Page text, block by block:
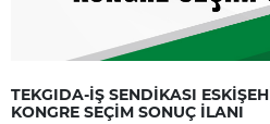
TEKGIDA-İŞ SENDİKASI
KONGRE SEÇİM SONUÇ İLANI